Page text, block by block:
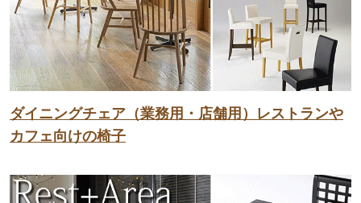
ダイニングチェア（業務用・店舗用）レストランや
カフェ向けの椅子